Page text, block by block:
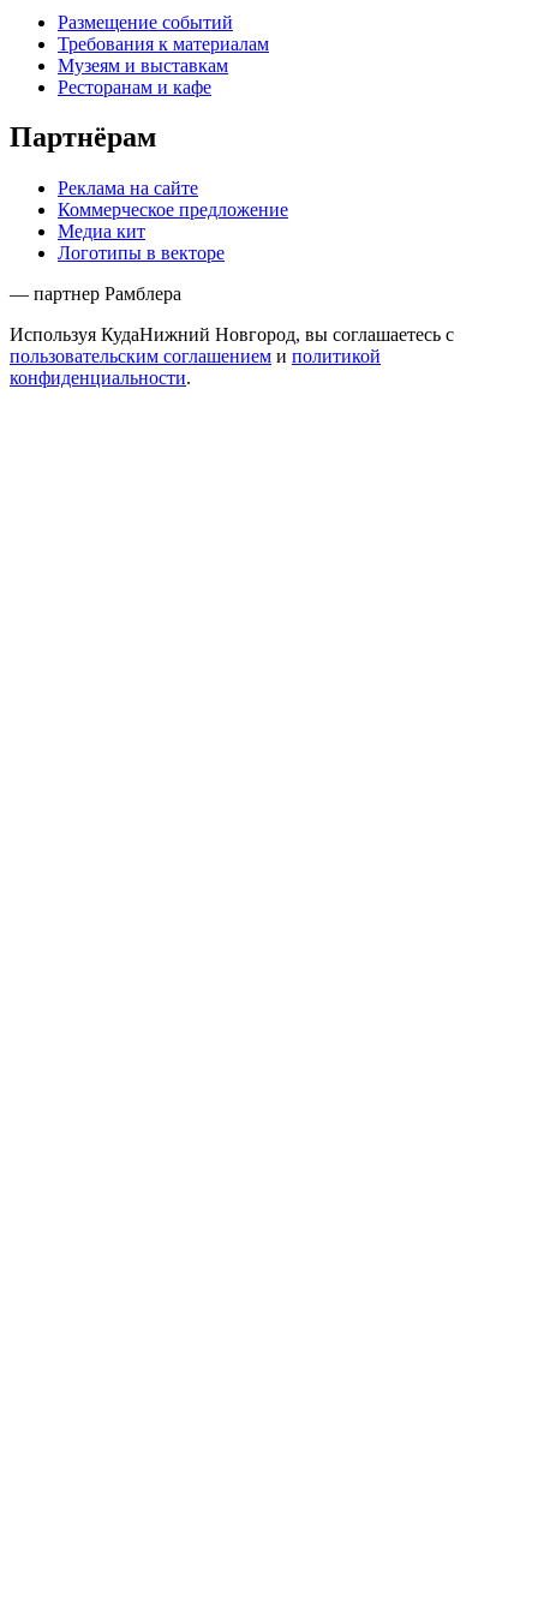
Размещение событий
Требования к материалам
Музеям и выставкам
Ресторанам и кафе
Партнёрам
Реклама на сайте
Коммерческое предложение
Медиа кит
Логотипы в векторе
— партнер Рамблера
Используя КудаНижний Новгород, вы соглашаетесь с
пользовательским соглашением и политикой
конфиденциальности.